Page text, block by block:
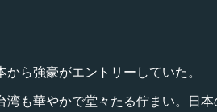
ら強豪がエントリーしていた。
も華やかで堂々たる佇まい。日